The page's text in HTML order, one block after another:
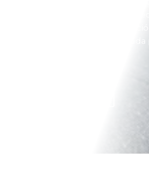
portacables se ajusta a tu
ayudamos a seleccionar la
eficiente, resistente y adecuada